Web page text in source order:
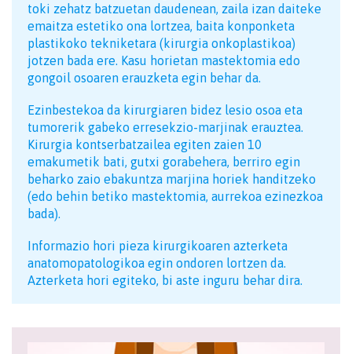
toki zehatz batzuetan daudenean, zaila izan daiteke
emaitza estetiko ona lortzea, baita konponketa
plastikoko tekniketara (kirurgia onkoplastikoa)
jotzen bada ere. Kasu horietan mastektomia edo
gongoil osoaren erauzketa egin behar da.
Ezinbestekoa da kirurgiaren bidez lesio osoa eta
tumorerik gabeko erresekzio-marjinak erauztea.
Kirurgia kontserbatzailea egiten zaien 10
emakumetik bati, gutxi gorabehera, berriro egin
beharko zaio ebakuntza marjina horiek handitzeko
(edo behin betiko mastektomia, aurrekoa ezinezkoa
bada).
Informazio hori pieza kirurgikoaren azterketa
anatomopatologikoa egin ondoren lortzen da.
Azterketa hori egiteko, bi aste inguru behar dira.